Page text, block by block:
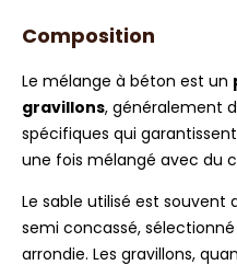
Composition
Le mélange à béton est un
gravillons, généralement
spécifiques qui
une fois mélangé avec du
Le sable utilisé est souvent
semi concassé,
arrondie. Les gravillons,